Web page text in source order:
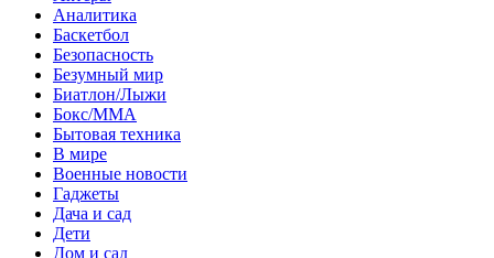
Аналитика
Баскетбол
Безопасность
Безумный мир
Биатлон/Лыжи
Бокс/MMA
Бытовая техника
В мире
Военные новости
Гаджеты
Дача и сад
Дети
Дом и сад